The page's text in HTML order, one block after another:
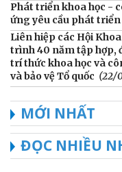
Phát triển khoa học -
ứng yêu cầu phát
Liên hiệp các Hội
trình 40 năm tập hợp,
trí thức khoa học và
và bảo vệ Tổ quốc (22/
MỚI NHẤT
ĐỌC NHIỀU